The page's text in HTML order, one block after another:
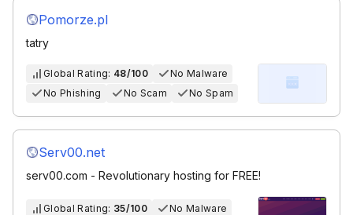
Pomorze.pl
tatry
Global Rating: 48/100
No Malware
No Phishing
No Scam No Spam
Serv00.net
serv00.com - Revolutionary hosting for FREE!
Global Rating: 35/100 No Malware